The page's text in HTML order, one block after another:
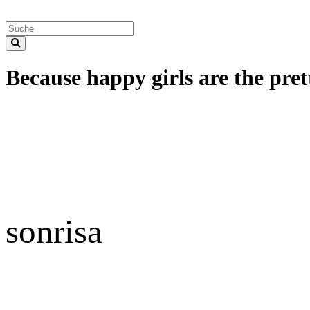
Because happy girls are the
sonrisa